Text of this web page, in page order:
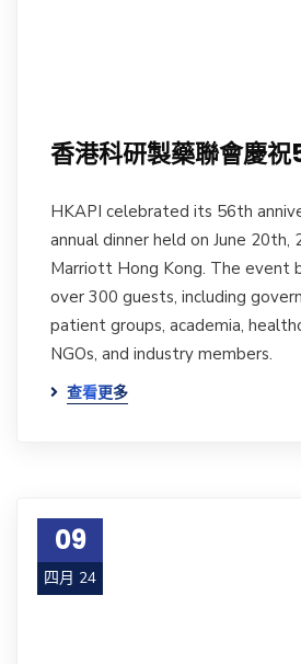
香港科研製藥聯會慶
HKAPI celebrated its 56th
annual dinner held on June
Marriott Hong Kong. The event
over 300 guests, including
patient groups, academia,
NGOs, and industry members.
查看更多
09
四月 24